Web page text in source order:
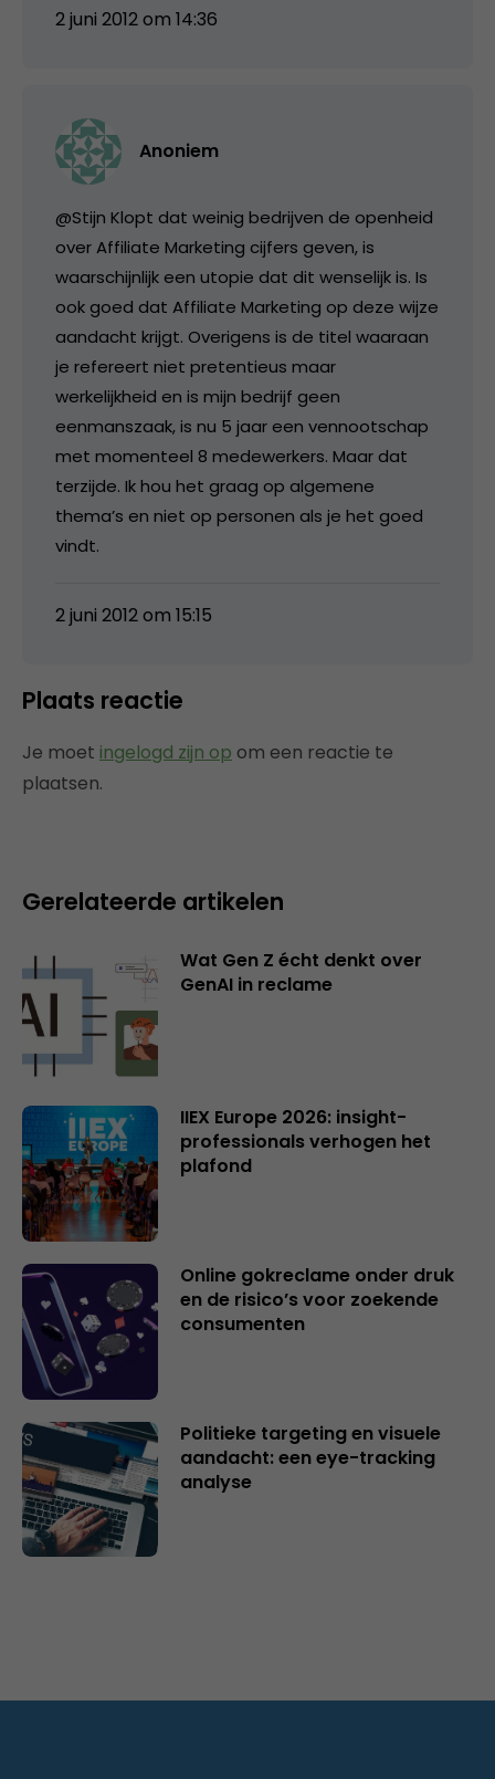
2 juni 2012 om 14:36
Anoniem
@Stijn Klopt dat weinig bedrijven de openheid
over Affiliate Marketing cijfers geven, is
waarschijnlijk een utopie dat dit wenselijk is. Is
ook goed dat Affiliate Marketing op deze wijze
aandacht krijgt. Overigens is de titel waaraan
je refereert niet pretentieus maar
werkelijkheid en is mijn bedrijf geen
eenmanszaak, is nu 5 jaar een vennootschap
met momenteel 8 medewerkers. Maar dat
terzijde. Ik hou het graag op algemene
thema’s en niet op personen als je het goed
vindt.
2 juni 2012 om 15:15
Plaats reactie
Je moet ingelogd zijn op om een reactie te
plaatsen.
Gerelateerde artikelen
Wat Gen Z écht denkt over
GenAI in reclame
IIEX Europe 2026: insight-
professionals verhogen het
plafond
Online gokreclame onder druk
en de risico’s voor zoekende
consumenten
Politieke targeting en visuele
aandacht: een eye-tracking
analyse